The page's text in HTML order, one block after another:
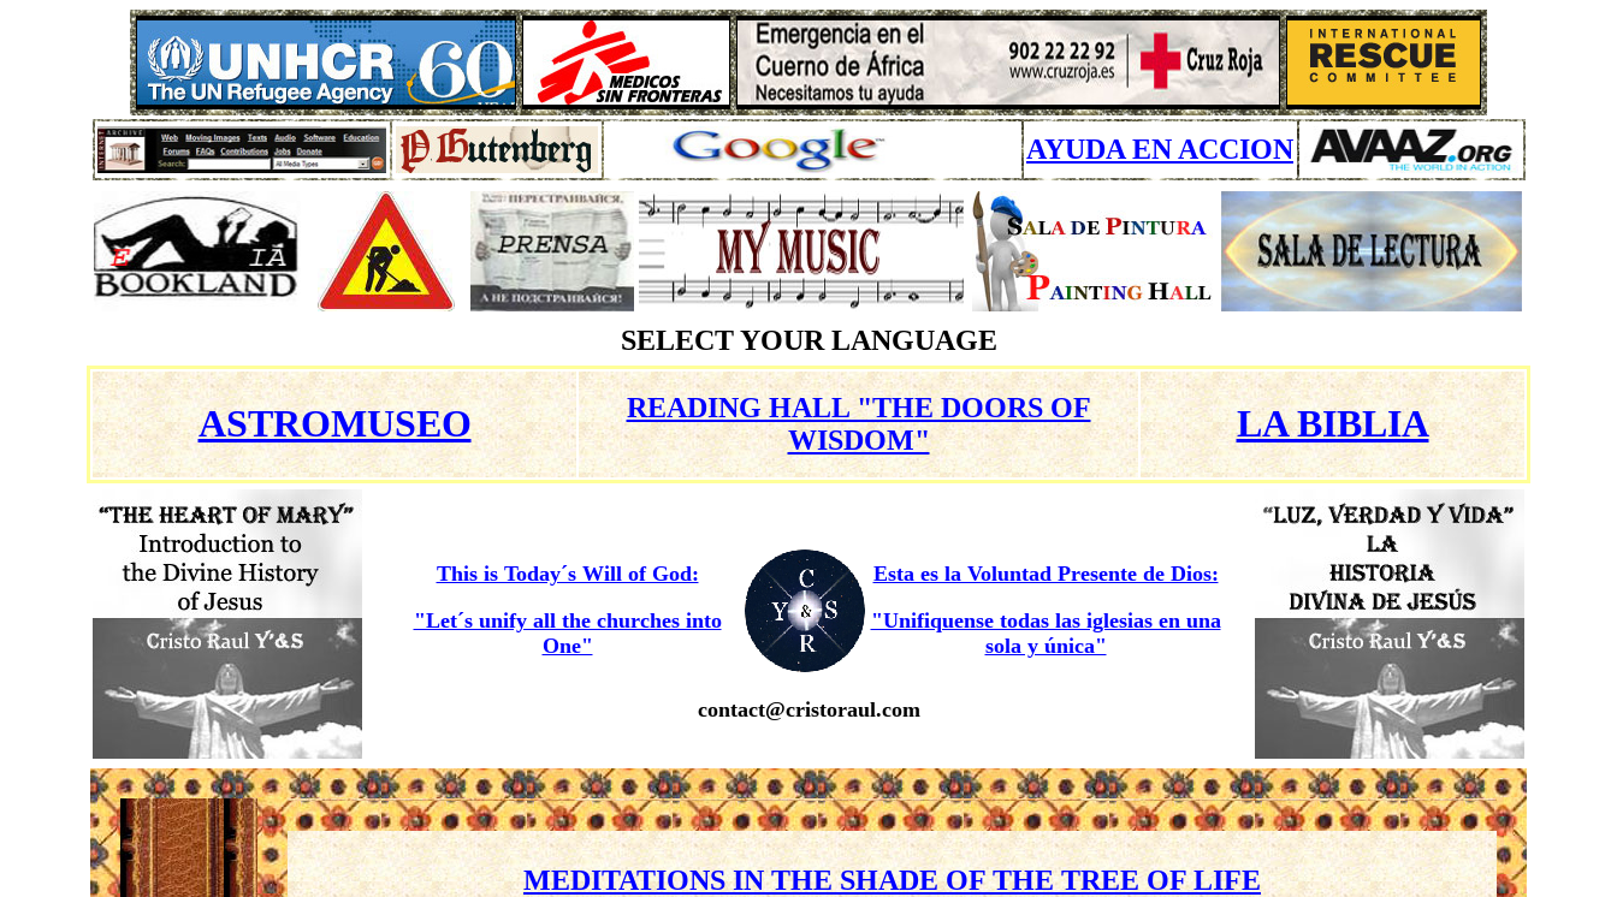
AYUDA EN ACCION
SELECT YOUR LANGUAGE
ASTROMUSEO
READING HALL "THE DOORS OF
WISDOM"
LA BIBLIA
This is Today´s Will of God:
"Let´s unify all the churches into
One"
Esta es la Voluntad Presente de Dios:
"Unifiquense todas las iglesias en una
sola y única"
contact@cristoraul.com
MEDITATIONS IN THE SHADE OF THE TREE OF LIFE